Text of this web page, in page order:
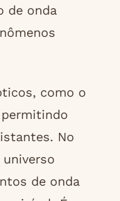
de onda
como o
No
de onda